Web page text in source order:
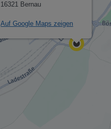
16321 Bernau
Auf Google Maps zeigen